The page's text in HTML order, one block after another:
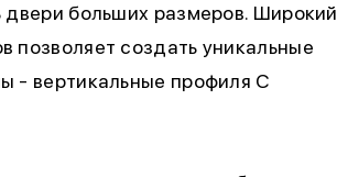
двери больших размеров. Широкий
позволяет создать уникальные
- вертикальные профиля С